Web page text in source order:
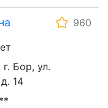
960
Бор, ул.
14